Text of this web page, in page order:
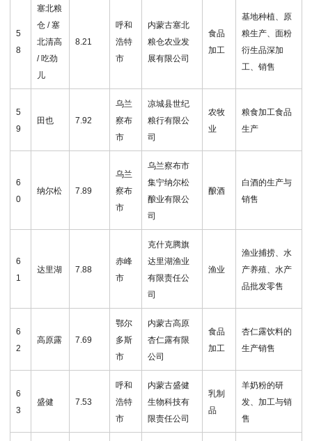
5
8
塞北粮
仓 / 塞
北清高
/ 吃劲
儿
8.21
呼和
浩特
市
内蒙古塞北
粮仓农业发
展有限公司
食品
加工
基地种植、原
粮生产、面粉
衍生品深加
工、销售
5
9
田也 7.92
乌兰
察布
市
凉城县世纪
粮行有限公
司
农牧
业
粮食加工食品
生产
6
0
纳尔松 7.89
乌兰
察布
市
乌兰察布市
集宁纳尔松
酿业有限公
司
酿酒
白酒的生产与
销售
6
1
达里湖 7.88
赤峰
市
克什克腾旗
达里湖渔业
有限责任公
司
渔业
渔业捕捞、水
产养殖、水产
品批发零售
6
2
高原露 7.69
鄂尔
多斯
市
内蒙古高原
杏仁露有限
公司
食品
加工
杏仁露饮料的
生产销售
6
3
盛健 7.53
呼和
浩特
市
内蒙古盛健
生物科技有
限责任公司
乳制
品
羊奶粉的研
发、加工与销
售